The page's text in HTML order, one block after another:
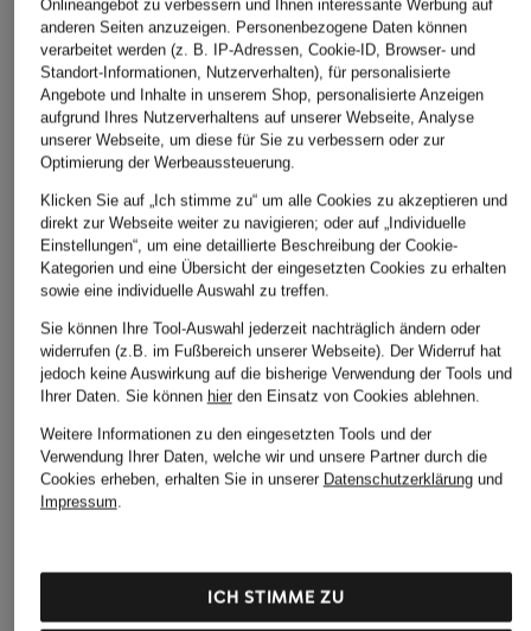
ÄHNLICHE ARTIKEL ENTDECKEN
Onlineangebot zu verbessern und Ihnen interessante Werbung auf
anderen Seiten anzuzeigen. Personenbezogene Daten können
verarbeitet werden (z. B. IP-Adressen, Cookie-ID, Browser- und
Standort-Informationen, Nutzerverhalten), für personalisierte
Angebote und Inhalte in unserem Shop, personalisierte Anzeigen
aufgrund Ihres Nutzerverhaltens auf unserer Webseite, Analyse
unserer Webseite, um diese für Sie zu verbessern oder zur
Optimierung der Werbeaussteuerung.
Klicken Sie auf „Ich stimme zu“ um alle Cookies zu akzeptieren und
direkt zur Webseite weiter zu navigieren; oder auf „Individuelle
Einstellungen“, um eine detaillierte Beschreibung der Cookie-
Kategorien und eine Übersicht der eingesetzten Cookies zu erhalten
sowie eine individuelle Auswahl zu treffen.
Sie können Ihre Tool-Auswahl jederzeit nachträglich ändern oder
widerrufen (z.B. im Fußbereich unserer Webseite). Der Widerruf hat
jedoch keine Auswirkung auf die bisherige Verwendung der Tools und
Ihrer Daten. Sie können hierden Einsatz von Cookies ablehnen.
Weitere Informationen zu den eingesetzten Tools und der
Verwendung Ihrer Daten, welche wir und unsere Partner durch die
Cookies erheben, erhalten Sie in unserer Datenschutzerklärungund
Impressum.
ICH STIMME ZU